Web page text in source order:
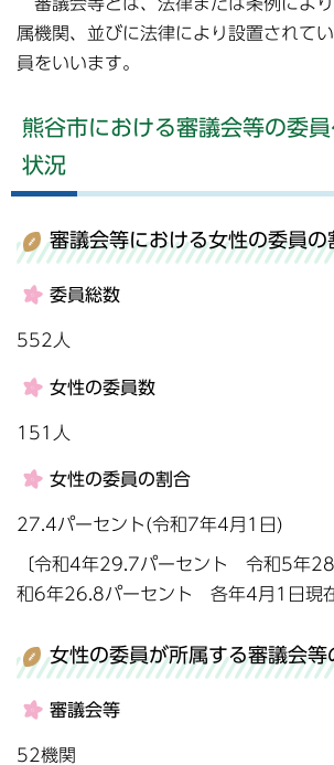
属機関、並びに法律により設置されて
員をいいます。
熊谷市における審議会等の委
状況
審議会等における女性の委員の
委員総数
552人
女性の委員数
151人
女性の委員の割合
27.4パーセント(令和7年4月1日)
〔令和4年29.7パーセント 令和5年
和6年26.8パーセント 各年4月1日現在
女性の委員が所属する審議会等
審議会等
52機関